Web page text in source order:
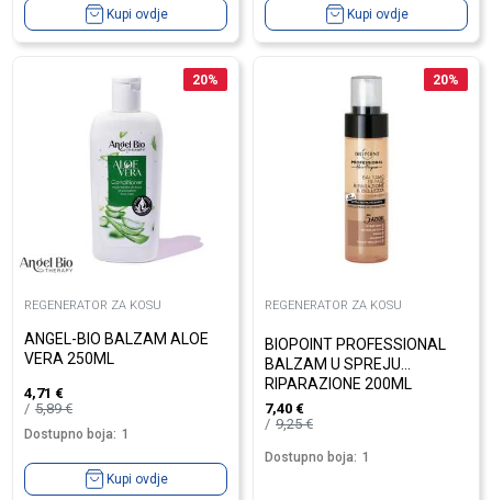
Kupi ovdje Kupi ovdje
20%
REGENERATOR ZA KOSU
ANGEL-BIO BALZAM ALOE
VERA 250ML
4,71 €
5,89€
Dostupno boja: 1
Kupi ovdje
20%
REGENERATOR ZA KOSU
BIOPOINT PROFESSIONAL
BALZAM U SPREJU
RIPARAZIONE 200ML
7,40 €
9,25€
Dostupno boja: 1